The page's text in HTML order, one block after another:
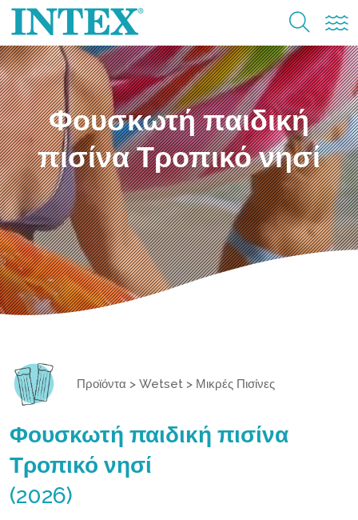
Φουσκωτή παιδική
πισίνα Τροπικό νησί
Προϊόντα > Wetset > Μικρές Πισίνες
Φουσκωτή παιδική πισίνα
Τροπικό νησί
(2026)